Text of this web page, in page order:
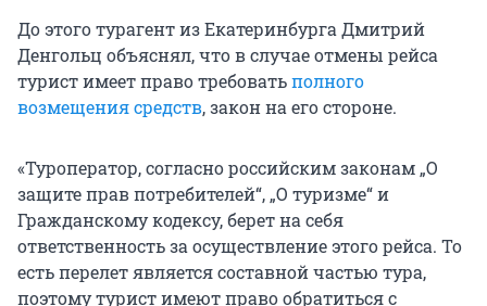
До этого турагент из Екатеринбурга Дмитрий
Денгольц объяснял, что в случае отмены рейса
турист имеет право требоватьполного
возмещения средств, закон на его стороне.
«Туроператор, согласно российским законам „О
защите прав потребителей“, „О туризме“ и
Гражданскому кодексу, берет на себя
ответственность за осуществление этого рейса. То
есть перелет является составной частью тура,
поэтому турист имеют право обратиться с